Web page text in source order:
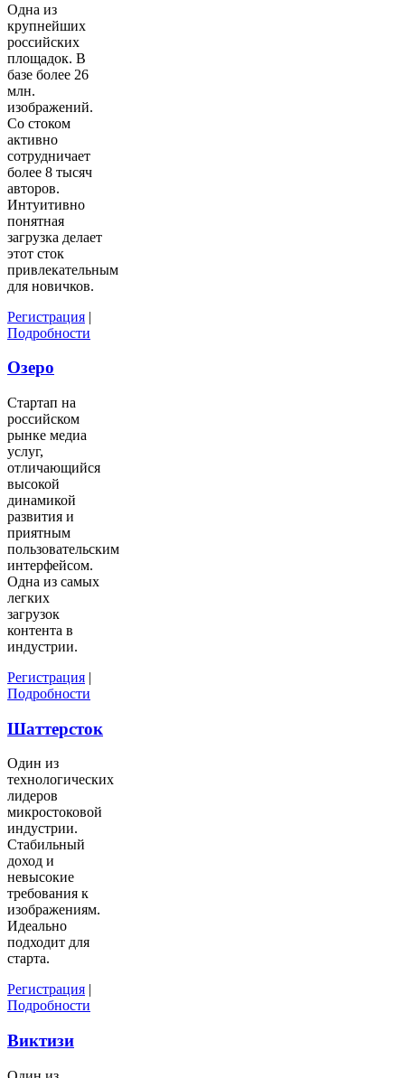
Одна из
крупнейших
российских
площадок. В
базе более 26
млн.
изображений.
Со стоком
активно
сотрудничает
более 8 тысяч
авторов.
Интуитивно
понятная
загрузка делает
этот сток
привлекательным
для новичков.
Регистрация |
Подробности
Озеро
Стартап на
российском
рынке медиа
услуг,
отличающийся
высокой
динамикой
развития и
приятным
пользовательским
интерфейсом.
Одна из самых
легких
загрузок
контента в
индустрии.
Регистрация |
Подробности
Шаттерсток
Один из
технологических
лидеров
микростоковой
индустрии.
Стабильный
доход и
невысокие
требования к
изображениям.
Идеально
подходит для
старта.
Регистрация |
Подробности
Виктизи